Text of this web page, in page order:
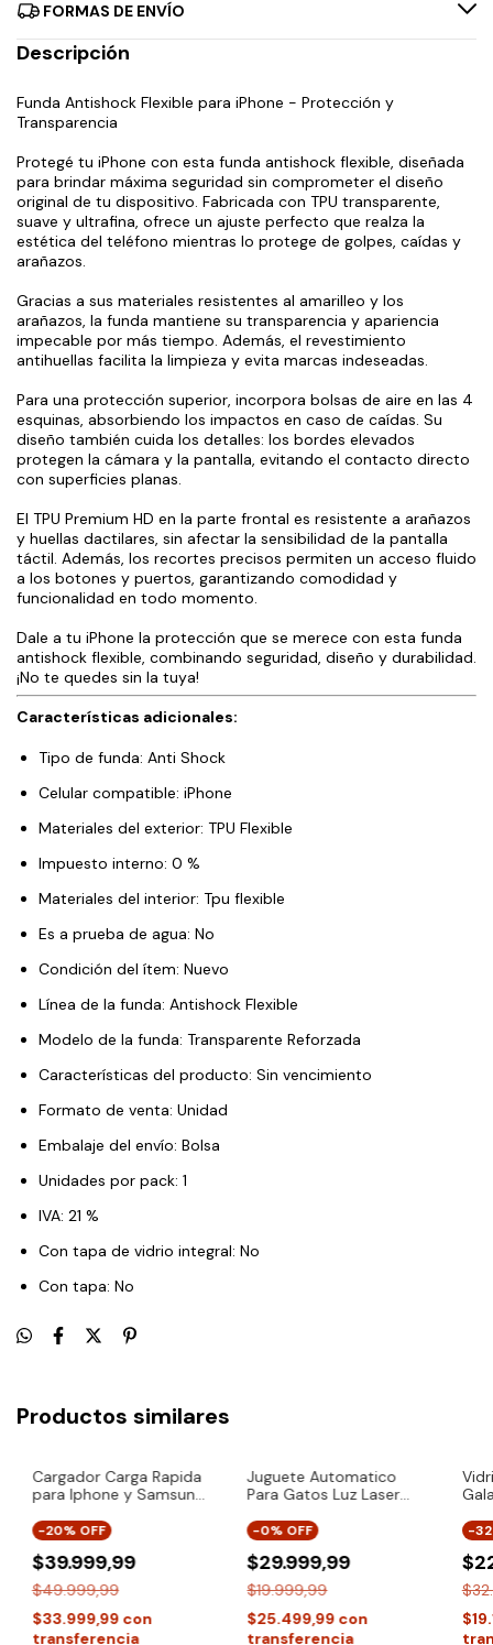
FORMAS DE ENVÍO
Descripción
Funda Antishock Flexible para iPhone - Protección y
Transparencia
Protegé tu iPhone con esta funda antishock flexible, diseñada
para brindar máxima seguridad sin comprometer el diseño
original de tu dispositivo. Fabricada con TPU transparente,
suave y ultrafina, ofrece un ajuste perfecto que realza la
estética del teléfono mientras lo protege de golpes, caídas y
arañazos.
Gracias a sus materiales resistentes al amarilleo y los
arañazos, la funda mantiene su transparencia y apariencia
impecable por más tiempo. Además, el revestimiento
antihuellas facilita la limpieza y evita marcas indeseadas.
Para una protección superior, incorpora bolsas de aire en las 4
esquinas, absorbiendo los impactos en caso de caídas. Su
diseño también cuida los detalles: los bordes elevados
protegen la cámara y la pantalla, evitando el contacto directo
con superficies planas.
El TPU Premium HD en la parte frontal es resistente a arañazos
y huellas dactilares, sin afectar la sensibilidad de la pantalla
táctil. Además, los recortes precisos permiten un acceso fluido
a los botones y puertos, garantizando comodidad y
funcionalidad en todo momento.
Dale a tu iPhone la protección que se merece con esta funda
antishock flexible, combinando seguridad, diseño y durabilidad.
¡No te quedes sin la tuya!
Características adicionales:
Tipo de funda: Anti Shock
Celular compatible: iPhone
Materiales del exterior: TPU Flexible
Impuesto interno: 0 %
Materiales del interior: Tpu flexible
Es a prueba de agua: No
Condición del ítem: Nuevo
Línea de la funda: Antishock Flexible
Modelo de la funda: Transparente Reforzada
Características del producto: Sin vencimiento
Formato de venta: Unidad
Embalaje del envío: Bolsa
Unidades por pack: 1
IVA: 21 %
Con tapa de vidrio integral: No
Con tapa: No
Productos similares
ENVÍO GRATIS
Cargador Carga Rapida
para Iphone y Samsung
Spigen Essential
-20% OFF
$39.999,99
$49.999,99
$33.999,99 con
transferencia
Juguete Automatico
Para Gatos Luz Laser
-0% OFF
$29.999,99
$19.999,99
$25.499,99 con
transferencia
-32